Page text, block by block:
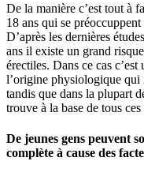
De la manière c’est tout à
18 ans qui se
D’après les dernières
ans il existe un grand
érectiles. Dans ce cas
l’origine physiologique qui
tandis que dans la plupart
trouve à la base de tous
De jeunes gens peuvent
complète à cause des